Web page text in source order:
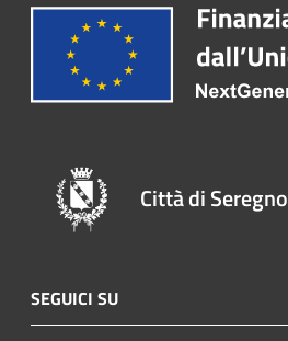
Città di Seregno
SEGUICI SU